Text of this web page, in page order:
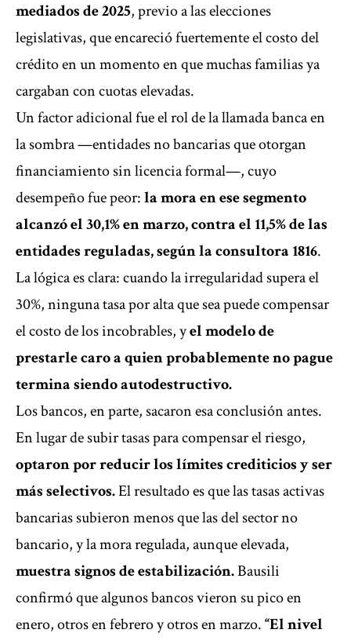
mediados de 2025, previo a las elecciones
legislativas, que encareció fuertemente el costo del
crédito en un momento en que muchas familias ya
cargaban con cuotas elevadas.
Un factor adicional fue el rol de la llamada banca en
la sombra —entidades no bancarias que otorgan
financiamiento sin licencia formal—, cuyo
desempeño fue peor:la mora en ese segmento
alcanzó el 30,1% en marzo, contra el 11,5% de las
entidades reguladas, según la consultora 1816.
La lógica es clara: cuando la irregularidad supera el
30%, ninguna tasa por alta que sea puede compensar
el costo de los incobrables, yel modelo de
prestarle caro a quien probablemente no pague
termina siendo autodestructivo.
Los bancos, en parte, sacaron esa conclusión antes.
En lugar de subir tasas para compensar el riesgo,
optaron por reducir los límites crediticios y ser
más selectivos.El resultado es que las tasas activas
bancarias subieron menos que las del sector no
bancario, y la mora regulada, aunque elevada,
muestra signos de estabilización.Bausili
confirmó que algunos bancos vieron su pico en
enero, otros en febrero y otros en marzo.“El nivel